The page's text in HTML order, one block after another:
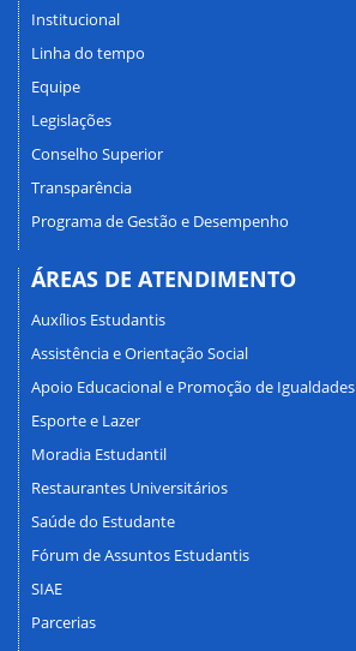
Institucional
Linha do tempo
Equipe
Legislações
Conselho Superior
Transparência
Programa de Gestão e Desempenho
ÁREAS DE ATENDIMENTO
Auxílios Estudantis
Assistência e Orientação Social
Apoio Educacional e Promoção de Igualdades
Esporte e Lazer
Moradia Estudantil
Restaurantes Universitários
Saúde do Estudante
Fórum de Assuntos Estudantis
SIAE
Parcerias